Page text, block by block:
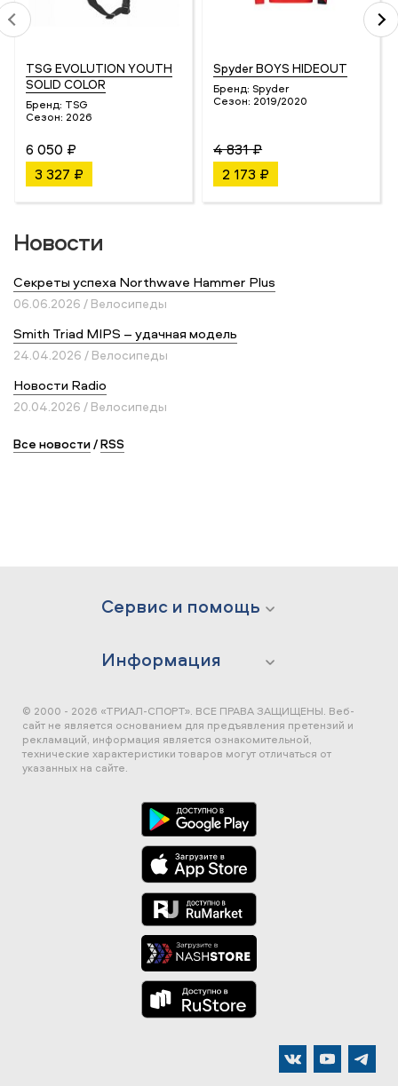
TSG EVOLUTION YOUTH
SOLID COLOR
Бренд: TSG
Сезон: 2026
6 050 ₽
3 327 ₽
Spyder BOYS HIDEOUT
Бренд: Spyder
Сезон: 2019/2020
4 831 ₽
2 173 ₽
Новости
Секреты успеха Northwave Hammer Plus
06.06.2026 / Велосипеды
Smith Triad MIPS – удачная модель
24.04.2026 / Велосипеды
Новости Radio
20.04.2026 / Велосипеды
Все новости/RSS
Сервис и помощь
Информация
© 2000 - 2026 «ТРИАЛ-СПОРТ». ВСЕ ПРАВА ЗАЩИЩЕНЫ. Веб-
сайт не является основанием для предъявления претензий и
рекламаций, информация является ознакомительной,
технические характеристики товаров могут отличаться от
указанных на сайте.